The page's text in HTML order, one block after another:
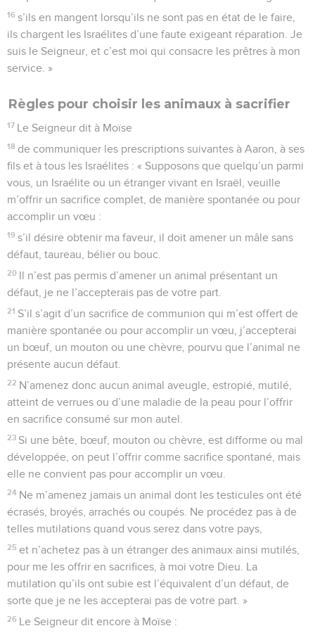
16 s’ils en mangent lorsqu’ils ne sont pas en état de le faire,
ils chargent les Israélites d’une faute exigeant réparation. Je
suis le Seigneur, et c’est moi qui consacre les prêtres à mon
service. »
Règles pour choisir les animaux à sacrifier
17 Le Seigneur dit à Moïse
18 de communiquer les prescriptions suivantes à Aaron, à ses
fils et à tous les Israélites : « Supposons que quelqu’un parmi
vous, un Israélite ou un étranger vivant en Israël, veuille
m’offrir un sacrifice complet, de manière spontanée ou pour
accomplir un vœu :
19 s’il désire obtenir ma faveur, il doit amener un mâle sans
défaut, taureau, bélier ou bouc.
20 Il n’est pas permis d’amener un animal présentant un
défaut, je ne l’accepterais pas de votre part.
21 S’il s’agit d’un sacrifice de communion qui m’est offert de
manière spontanée ou pour accomplir un vœu, j’accepterai
un bœuf, un mouton ou une chèvre, pourvu que l’animal ne
présente aucun défaut.
22 N’amenez donc aucun animal aveugle, estropié, mutilé,
atteint de verrues ou d’une maladie de la peau pour l’offrir
en sacrifice consumé sur mon autel.
23 Si une bête, bœuf, mouton ou chèvre, est difforme ou mal
développée, on peut l’offrir comme sacrifice spontané, mais
elle ne convient pas pour accomplir un vœu.
24 Ne m’amenez jamais un animal dont les testicules ont été
écrasés, broyés, arrachés ou coupés. Ne procédez pas à de
telles mutilations quand vous serez dans votre pays,
25 et n’achetez pas à un étranger des animaux ainsi mutilés,
pour me les offrir en sacrifices, à moi votre Dieu. La
mutilation qu’ils ont subie est l’équivalent d’un défaut, de
sorte que je ne les accepterai pas de votre part. »
26 Le Seigneur dit encore à Moïse :